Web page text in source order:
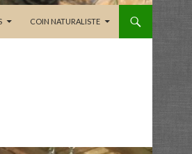
COIN NATURALISTE